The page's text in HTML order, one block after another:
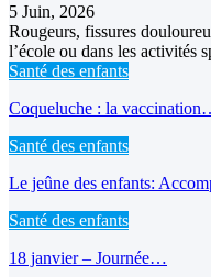
5 Juin, 2026
Rougeurs, fissures
l’école ou dans les activités
Santé des enfants
Coqueluche : la
Santé des enfants
Le jeûne des enfants:
Santé des enfants
18 janvier – Journée…